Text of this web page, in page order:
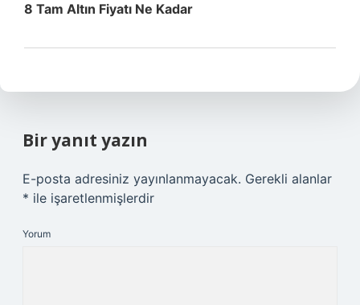
8 Tam Altın Fiyatı Ne Kadar
Bir yanıt yazın
E-posta adresiniz yayınlanmayacak. Gerekli alanlar
* ile işaretlenmişlerdir
Yorum